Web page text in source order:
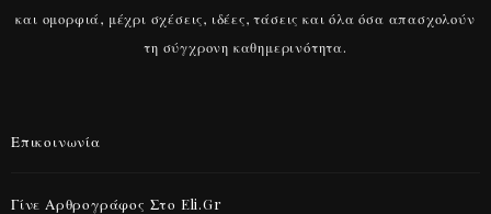
και ομορφιά, μέχρι σχέσεις, ιδέες, τάσεις και όλα όσα απασχολούν
τη σύγχρονη καθημερινότητα.
Επικοινωνία
Γίνε Αρθρογράφος Στο Eli.gr